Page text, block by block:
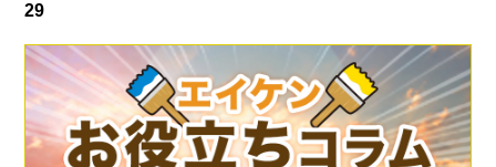
29